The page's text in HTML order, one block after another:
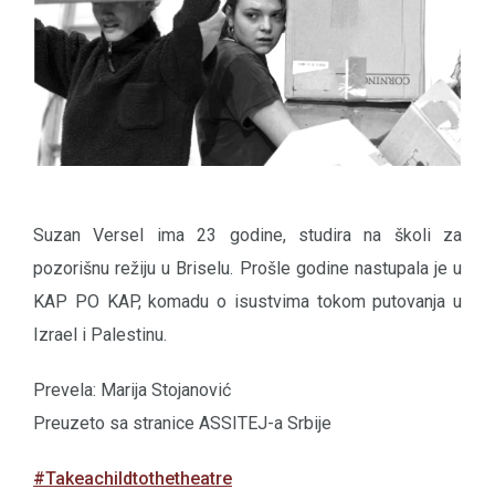
Suzan Versel ima 23 godine, studira na školi za
pozorišnu režiju u Briselu. Prošle godine nastupala je u
KAP PO KAP, komadu o isustvima tokom putovanja u
Izrael i Palestinu.
Prevela: Marija Stojanović
Preuzeto sa stranice ASSITEJ-a Srbije
#Takeachildtothetheatre